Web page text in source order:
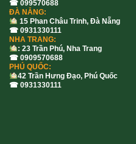
☎ 099570688
ĐÀ NẴNG:
15 Phan Châu Trinh, Đà Nẵng
☎ 0931330111
NHA TRANG:
: 23 Trần Phú, Nha Trang
☎ 0909570688
PHÚ QUỐC:
42 Trần Hưng Đạo, Phú Quốc
☎ 0931330111